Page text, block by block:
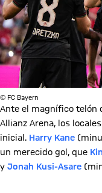
© FC Bayern
Ante el magnífico telón
Allianz Arena, los
inicial. Harry Kane
un merecido gol, que
y Jonah Kusi-Asare